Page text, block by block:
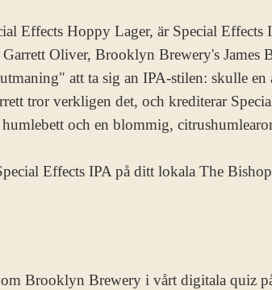
Effects Hoppy Lager, är Special
Oliver, Brooklyn Brewery's James
att ta sig an IPA-stilen: skulle
tror verkligen det, och krediterar
och en blommig,
Effects IPA på ditt lokala The
om Brooklyn Brewery i vårt digitala quiz